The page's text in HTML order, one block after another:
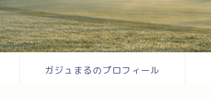
ガジュまるのプロフィール